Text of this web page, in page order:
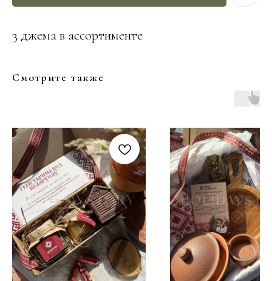
3 джема в ассортименте
Смотрите также